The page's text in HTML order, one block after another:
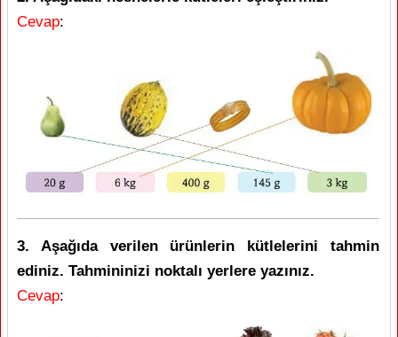
Cevap:
3. Aşağıda verilen ürünlerin kütlelerini tahmin
ediniz. Tahmininizi noktalı yerlere yazınız.
Cevap: